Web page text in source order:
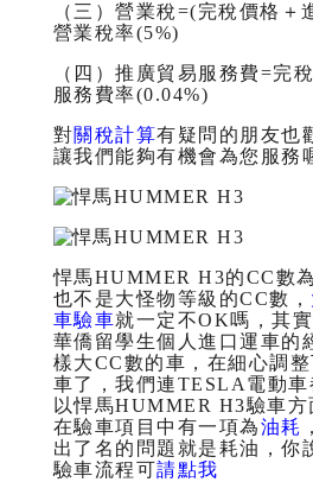
（三）營業稅=(完稅價格＋
營業稅率(5%)
（四）推廣貿易服務費=完
服務費率(0.04%)
對關稅計算有疑問的朋友也
讓我們能夠有機會為您服務
悍馬HUMMER H3的CC數
也不是大怪物等級的CC數，
車驗車就一定不OK嗎，其
華僑留學生個人進口運車的
樣大CC數的車，在細心調
車了，我們連TESLA電動車
以悍馬HUMMER H3驗車方
在驗車項目中有一項為油耗
出了名的問題就是耗油，你
驗車流程可請點我